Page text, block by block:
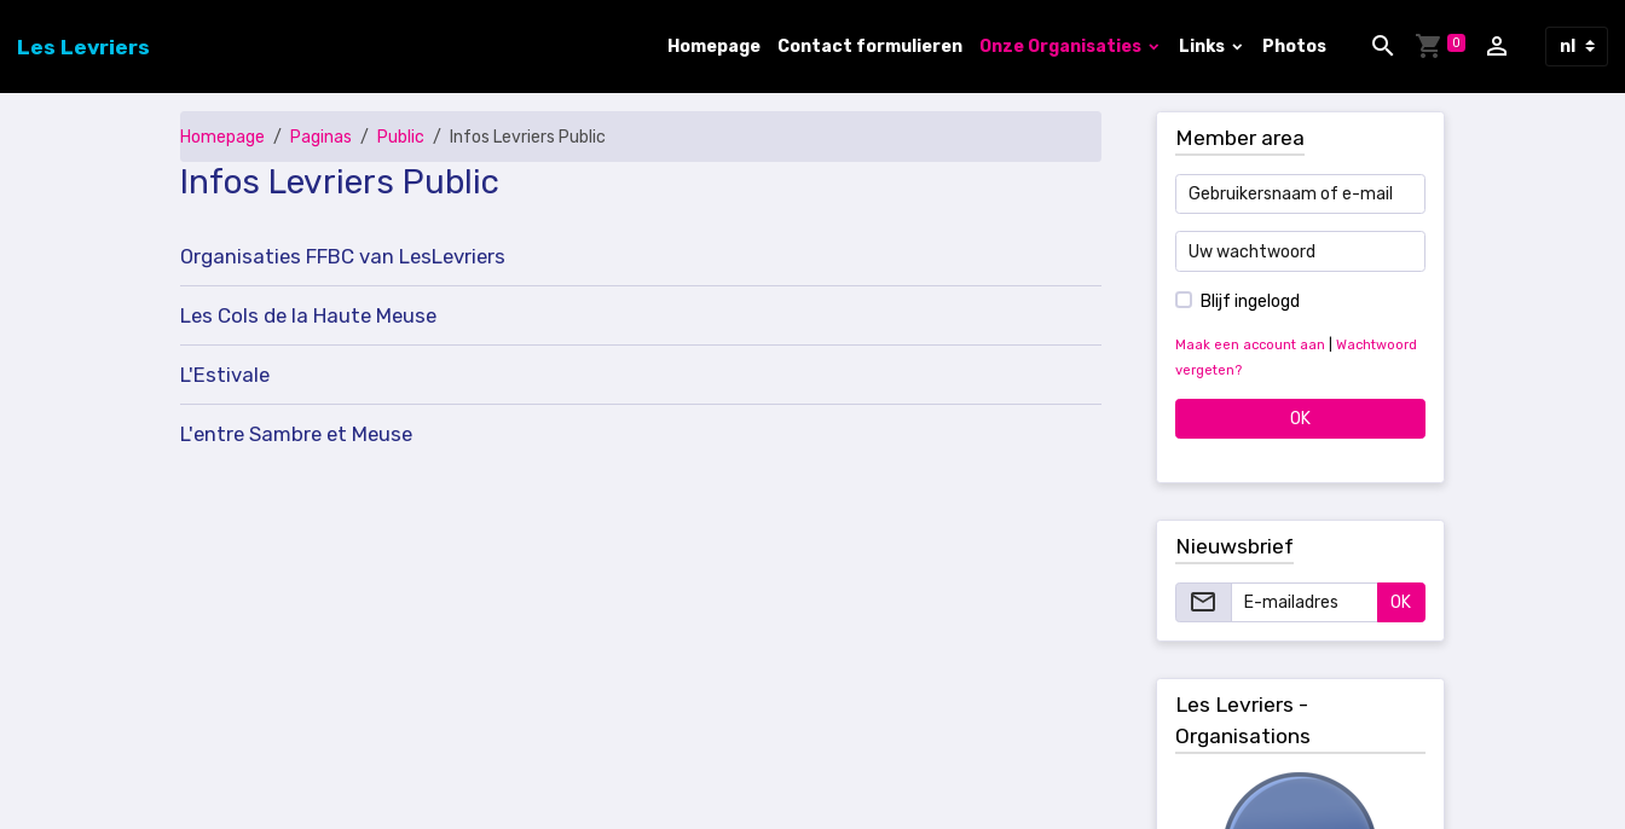
Les Levriers Homepage Contact formulieren Onze Organisaties Links Photos 0
Homepage Paginas Public Infos Levriers Public
Infos Levriers Public
Organisaties FFBC van LesLevriers
Les Cols de la Haute Meuse
L'Estivale
L'entre Sambre et Meuse
Member area
Blijf ingelogd
Maak een account aan
Wachtwoord
vergeten?
OK
Nieuwsbrief
OK
Les Levriers -
Organisations